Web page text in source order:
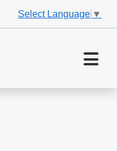
Select Language ▼